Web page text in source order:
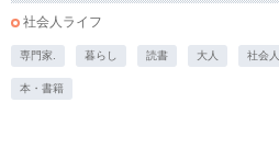
社会人ライフ
専門家. 暮らし 読書 大人 社会人
本・書籍